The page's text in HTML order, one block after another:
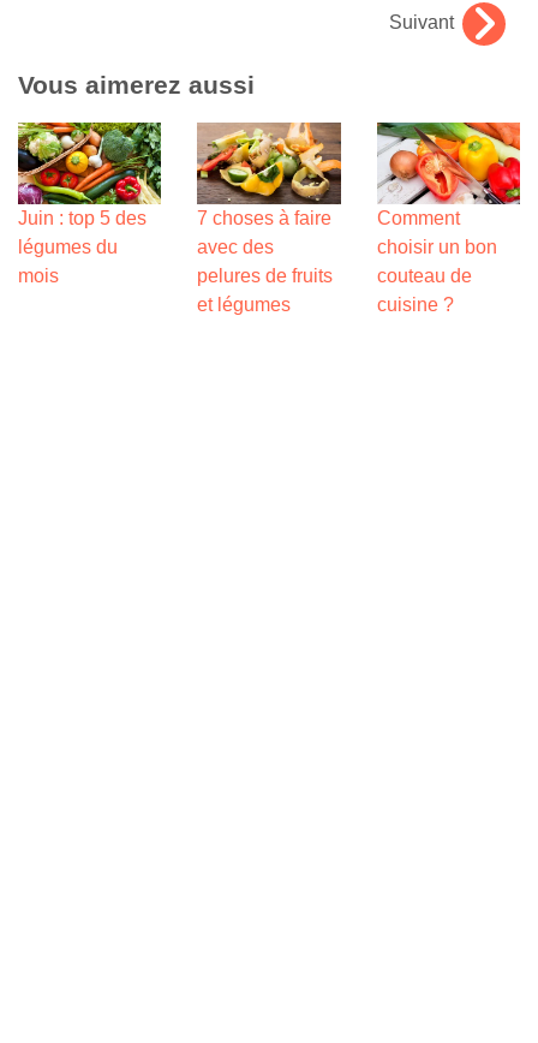
Suivant
Vous aimerez aussi
Juin : top 5 des
légumes du
mois
7 choses à faire
avec des
pelures de fruits
et légumes
Comment
choisir un bon
couteau de
cuisine ?